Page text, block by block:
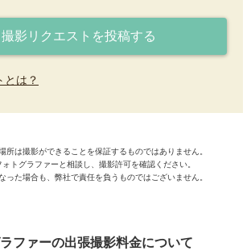
撮影リクエストを投稿する
とは？
所は撮影ができることを保証するものではありません。
トグラファーと相談し、撮影許可を確認ください。
った場合も、弊社で責任を負うものではございません。
ファーの出張撮影料金について